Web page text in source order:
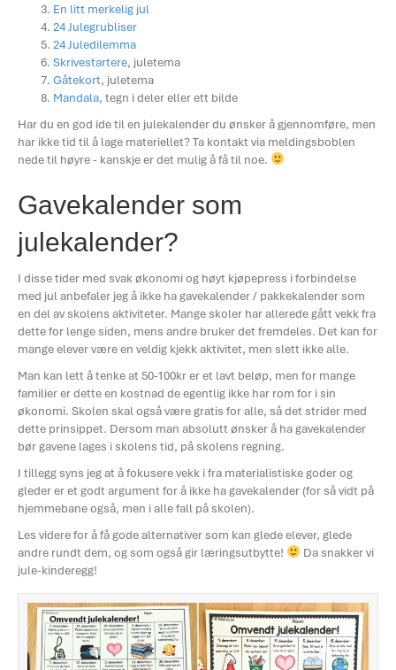
En litt merkelig jul
24 Julegrubliser
24 Juledilemma
Skrivestartere, juletema
Gåtekort, juletema
Mandala, tegn i deler eller ett bilde
Har du en god ide til en julekalender du ønsker å gjennomføre, men
har ikke tid til å lage materiellet? Ta kontakt via meldingsboblen
nede til høyre - kanskje er det mulig å få til noe.
Gavekalender som
julekalender?
I disse tider med svak økonomi og høyt kjøpepress i forbindelse
med jul anbefaler jeg å ikke ha gavekalender / pakkekalender som
en del av skolens aktiviteter. Mange skoler har allerede gått vekk fra
dette for lenge siden, mens andre bruker det fremdeles. Det kan for
mange elever være en veldig kjekk aktivitet, men slett ikke alle.
Man kan lett å tenke at 50-100kr er et lavt beløp, men for mange
familier er dette en kostnad de egentlig ikke har rom for i sin
økonomi. Skolen skal også være gratis for alle, så det strider med
dette prinsippet. Dersom man absolutt ønsker å ha gavekalender
bør gavene lages i skolens tid, på skolens regning.
I tillegg syns jeg at å fokusere vekk i fra materialistiske goder og
gleder er et godt argument for å ikke ha gavekalender (for så vidt på
hjemmebane også, men i alle fall på skolen).
Les videre for å få gode alternativer som kan glede elever, glede
andre rundt dem, og som også gir læringsutbytte!
Da snakker vi
jule-kinderegg!